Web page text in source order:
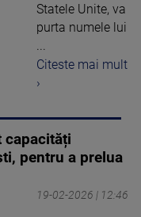
Statele Unite, va
purta numele lui
...
Citeste mai mult
›
capacități
pentru a prelua
19-02-2026 | 12:46